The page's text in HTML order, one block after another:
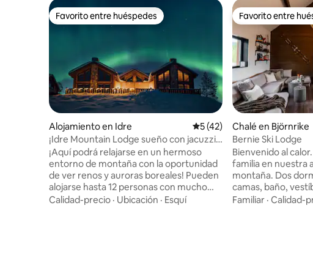
Favorito entre huéspedes
Favorito entre huéspedes
Alojamiento en Idre Calificación promedio: 5 de
5 (42)
¡Idre Mountain Lodge sueño con jacuzzi
al aire libre!
¡Aquí podrá relajarse en un hermoso
entorno de montaña con la oportunidad
de ver renos y auroras boreales! Pueden
alojarse hasta 12 personas con mucho
espacio y acceso a su propia sauna,
Calidad-precio · Ubicación · Esquí
Favorito entre
Favorito entre
Chalé en Björnrike
Bernie Ski Lodge
Bienvenido al
familia en nuestra
montaña. Dos
camas, baño,
sauna privada. Aquí se obtiene una gran
Familiar · Calidad-